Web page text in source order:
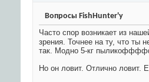
Вопросы FishHunter'у
Часто спор возникает из
зрения. Точнее на ту, что ты
так. Модно 5-кг
Но он ловит. Отлично ловит.